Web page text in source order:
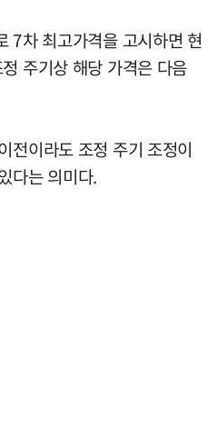
7차 최고가격을 고시하면 현
주기상 해당 가격은 다음
전이라도 조정 주기 조정이
다는 의미다.